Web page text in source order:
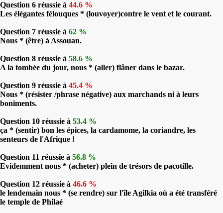
Question 6 réussie à 44.6 %
Les élégantes félouques * (louvoyer)contre le vent et le courant.
Question 7 réussie à 62 %
Nous * (être) à Assouan.
Question 8 réussie à 58.6 %
A la tombée du jour, nous * (aller) flâner dans le bazar.
Question 9 réussie à 45.4 %
Nous * (résister /phrase négative) aux marchands ni à leurs
boniments.
Question 10 réussie à 53.4 %
ça * (sentir) bon les épices, la cardamome, la coriandre, les
senteurs de l'Afrique !
Question 11 réussie à 56.8 %
Evidemment nous * (acheter) plein de trésors de pacotille.
Question 12 réussie à 46.6 %
le lendemain nous * (se rendre) sur l'île Agilkia où a été transféré
le temple de Philaé